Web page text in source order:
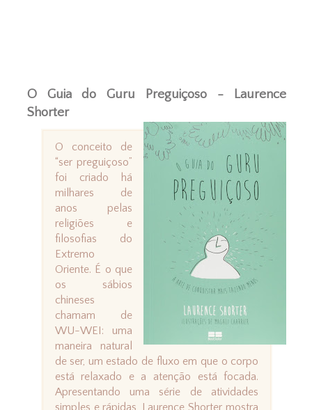
O Guia do Guru Preguiçoso - Laurence
Shorter
O conceito de
“ser preguiçoso”
foi criado há
milhares de
anos pelas
religiões e
filosofias do
Extremo
Oriente. É o que
os sábios
chineses
chamam de
WU-WEI: uma
maneira natural
de ser, um estado de fluxo em que o corpo
está relaxado e a atenção está focada.
Apresentando uma série de atividades
simples e rápidas, Laurence Shorter mostra